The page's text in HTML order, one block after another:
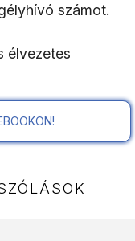
számot.
élvezetes